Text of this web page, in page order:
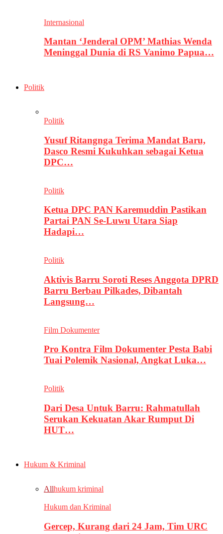
Internasional
Mantan ‘Jenderal OPM’ Mathias Wenda
Meninggal Dunia di RS Vanimo Papua…
Politik
Politik
Yusuf Ritangnga Terima Mandat Baru,
Dasco Resmi Kukuhkan sebagai Ketua
DPC…
Politik
Ketua DPC PAN Karemuddin Pastikan
Partai PAN Se-Luwu Utara Siap
Hadapi…
Politik
Aktivis Barru Soroti Reses Anggota DPRD
Barru Berbau Pilkades, Dibantah
Langsung…
Film Dokumenter
Pro Kontra Film Dokumenter Pesta Babi
Tuai Polemik Nasional, Angkat Luka…
Politik
Dari Desa Untuk Barru: Rahmatullah
Serukan Kekuatan Akar Rumput Di
HUT…
Hukum & Kriminal
Allhukum kriminal
Hukum dan Kriminal
Gercep, Kurang dari 24 Jam, Tim URC